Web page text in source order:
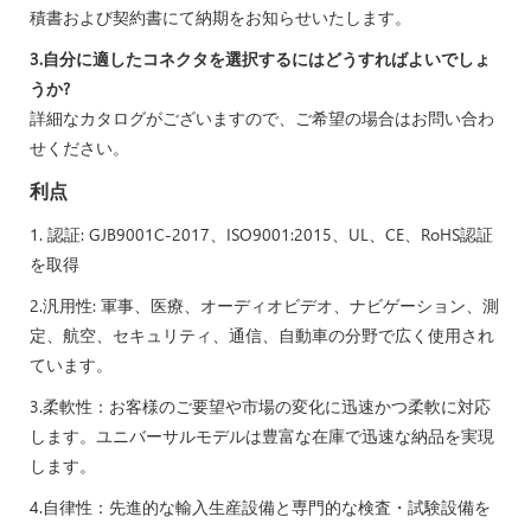
積書および契約書にて納期をお知らせいたします。
3.自分に適したコネクタを選択するにはどうすればよいでしょ
うか?
詳細なカタログがございますので、ご希望の場合はお問い合わ
せください。
利点
1. 認証: GJB9001C-2017、ISO9001:2015、UL、CE、RoHS認証
を取得
2.汎用性: 軍事、医療、オーディオビデオ、ナビゲーション、測
定、航空、セキュリティ、通信、自動車の分野で広く使用され
ています。
3.柔軟性：お客様のご要望や市場の変化に迅速かつ柔軟に対応
します。ユニバーサルモデルは豊富な在庫で迅速な納品を実現
します。
4.自律性：先進的な輸入生産設備と専門的な検査・試験設備を